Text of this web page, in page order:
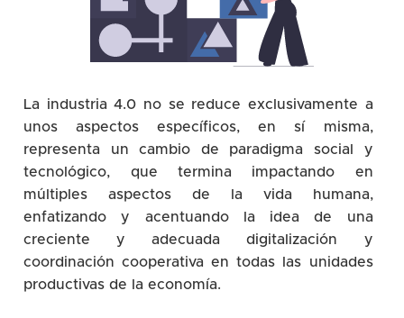
La industria 4.0 no se reduce exclusivamente a
unos aspectos específicos, en sí misma,
representa un cambio de paradigma social y
tecnológico, que termina impactando en
múltiples aspectos de la vida humana,
enfatizando y acentuando la idea de una
creciente y adecuada digitalización y
coordinación cooperativa en todas las unidades
productivas de la economía.